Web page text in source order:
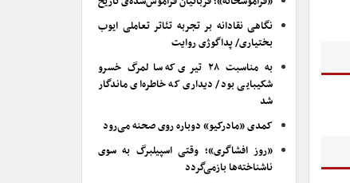
نگاهی نقادانه بر تجربه تئاتر تعاملی ایوب
بختیاری/ پداگوژی روایت
به مناسبت ۲۸ تیری که سالمرگ خسرو
شکیبایی بود/ دیداری که خاطره‌ای ماندگار
شد
کمدی «مادرکیو» دوباره روی صحنه می‌رود
«روز افشاگری»؛ وقتی اسپیلبرگ به سوی
ناشناخته‌ها بازمی‌گردد